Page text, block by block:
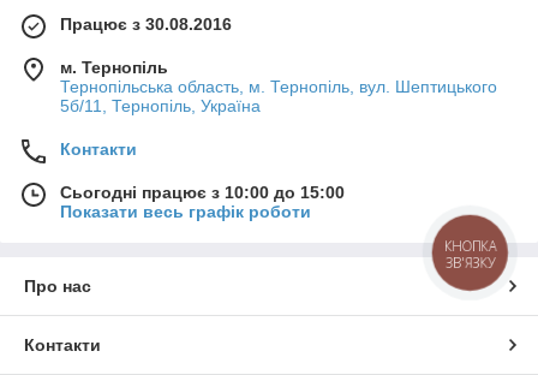
Працює з 30.08.2016
м. Тернопіль
Тернопільська область, м. Тернопіль, вул. Шептицького
5б/11, Тернопіль, Україна
Контакти
Сьогодні працює з 10:00 до 15:00
Показати весь графік роботи
Про нас
Контакти
КНОПКА
ЗВ'ЯЗКУ